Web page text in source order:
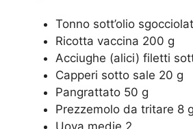
Tonno sott’olio
Ricotta vaccina 200 g
Acciughe (alici) filetti
Capperi sotto sale 20 g
Pangrattato 50 g
Prezzemolo da tritare 8 g
Uova medie 2